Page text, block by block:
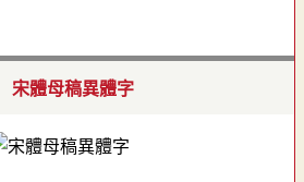
宋體母稿異體字